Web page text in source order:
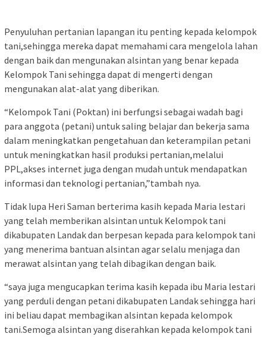
Penyuluhan pertanian lapangan itu penting kepada kelompok
tani,sehingga mereka dapat memahami cara mengelola lahan
dengan baik dan mengunakan alsintan yang benar kepada
Kelompok Tani sehingga dapat di mengerti dengan
mengunakan alat-alat yang diberikan.
“Kelompok Tani (Poktan) ini berfungsi sebagai wadah bagi
para anggota (petani) untuk saling belajar dan bekerja sama
dalam meningkatkan pengetahuan dan keterampilan petani
untuk meningkatkan hasil produksi pertanian,melalui
PPL,akses internet juga dengan mudah untuk mendapatkan
informasi dan teknologi pertanian,”tambah nya.
Tidak lupa Heri Saman berterima kasih kepada Maria lestari
yang telah memberikan alsintan untuk Kelompok tani
dikabupaten Landak dan berpesan kepada para kelompok tani
yang menerima bantuan alsintan agar selalu menjaga dan
merawat alsintan yang telah dibagikan dengan baik.
“saya juga mengucapkan terima kasih kepada ibu Maria lestari
yang perduli dengan petani dikabupaten Landak sehingga hari
ini beliau dapat membagikan alsintan kepada kelompok
tani.Semoga alsintan yang diserahkan kepada kelompok tani